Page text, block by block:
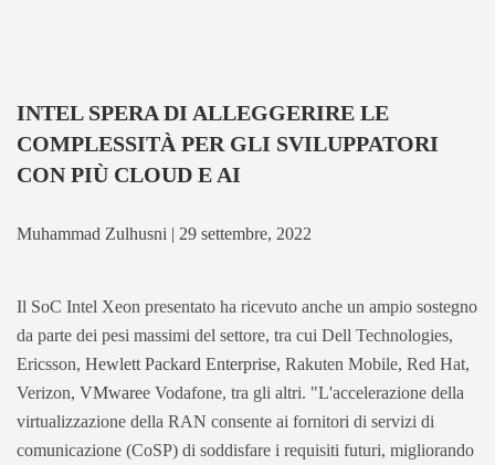
INTEL SPERA DI ALLEGGERIRE LE
COMPLESSITÀ PER GLI SVILUPPATORI
CON PIÙ CLOUD E AI
Muhammad Zulhusni | 29 settembre, 2022
Il SoC Intel Xeon presentato ha ricevuto anche un ampio sostegno
da parte dei pesi massimi del settore, tra cui Dell Technologies,
Ericsson, Hewlett Packard Enterprise, Rakuten Mobile, Red Hat,
Verizon, VMwaree Vodafone, tra gli altri. "L'accelerazione della
virtualizzazione della RAN consente ai fornitori di servizi di
comunicazione (CoSP) di soddisfare i requisiti futuri, migliorando